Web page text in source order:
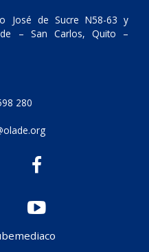
José de Sucre N58-63 y
– San Carlos, Quito –
280